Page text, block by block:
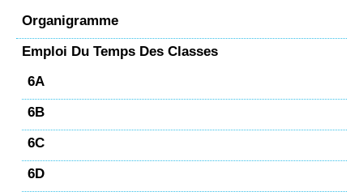
Organigramme
Emploi Du Temps Des Classes
6A
6B
6C
6D